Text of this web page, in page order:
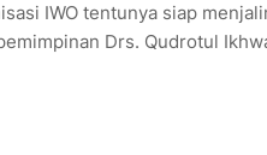
IWO tentunya siap
Drs. Qudrotul